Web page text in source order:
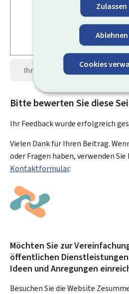
Zulassen
Ablehnen
Cookies
Ihre Meinung senden
Bitte bewerten Sie diese
Ihr Feedback wurdeerfolgreich
Vielen Dank für Ihren Beitrag.
oder Fragen haben, verwenden
Kontaktformular.
Möchten Sie zur
öffentlichen
Ideen und Anregungen
Besuchen Sie die Website